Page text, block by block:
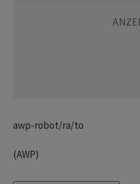
awp-robot/ra/to
(AWP)